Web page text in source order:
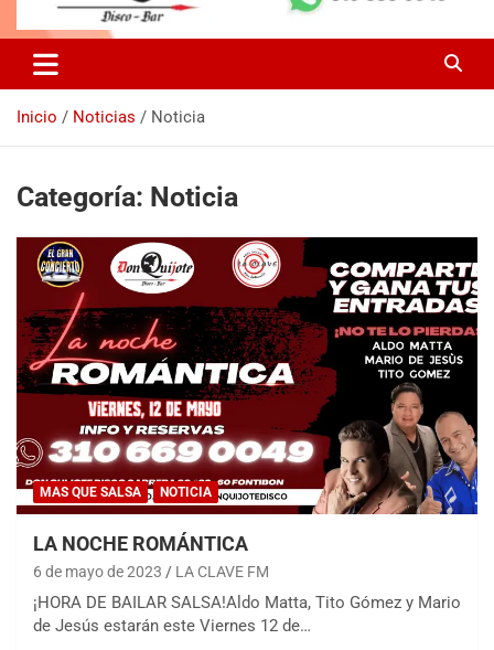
Inicio Noticias Noticia
Categoría: Noticia
MAS QUE SALSA NOTICIA
LA NOCHE ROMÁNTICA
6 de mayo de 2023 LA CLAVE FM
¡HORA DE BAILAR SALSA!Aldo Matta, Tito Gómez y Mario
de Jesús estarán este Viernes 12 de…